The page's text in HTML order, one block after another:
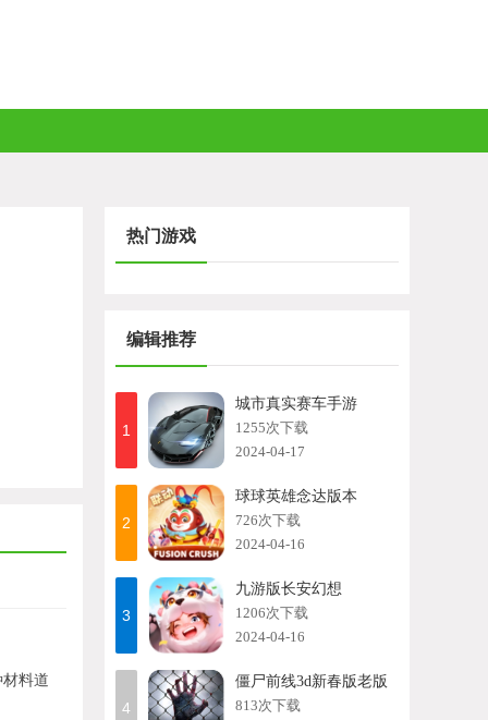
料道
热门游戏
编辑推荐
1
城市真实赛车手游
1255次下载
2024-04-17
2
球球英雄念达版本
726次下载
2024-04-16
3
九游版长安幻想
1206次下载
2024-04-16
4
僵尸前线3d新春版老版
813次下载